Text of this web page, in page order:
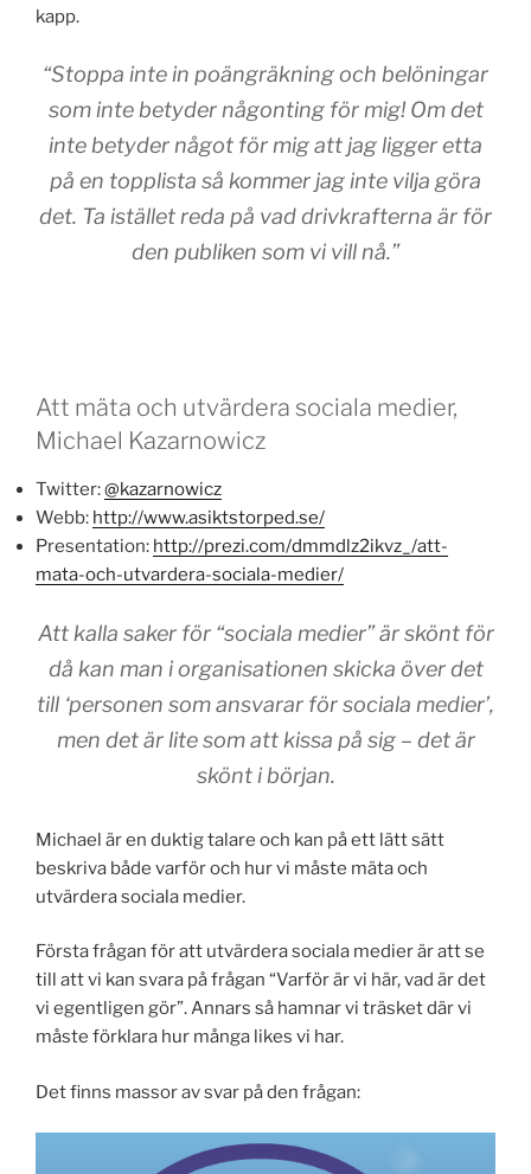
kapp.
“Stoppa inte in poängräkning och belöningar
som inte betyder någonting för mig! Om det
inte betyder något för mig att jag ligger etta
på en topplista så kommer jag inte vilja göra
det. Ta istället reda på vad drivkrafterna är för
den publiken som vi vill nå.”
Att mäta och utvärdera sociala medier,
Michael Kazarnowicz
Twitter:@kazarnowicz
Webb: http://www.asiktstorped.se/
Presentation: http://prezi.com/dmmdlz2ikvz_/att-
mata-och-utvardera-sociala-medier/
Att kalla saker för “sociala medier” är skönt för
då kan man i organisationen skicka över det
till ‘personen som ansvarar för sociala medier’,
men det är lite som att kissa på sig – det är
skönt i början.
Michael är en duktig talare och kan på ett lätt sätt
beskriva både varför och hur vi måste mäta och
utvärdera sociala medier.
Första frågan för att utvärdera sociala medier är att se
till att vi kan svara på frågan “Varför är vi här, vad är det
vi egentligen gör”. Annars så hamnar vi träsket där vi
måste förklara hur många likes vi har.
Det finns massor av svar på den frågan: